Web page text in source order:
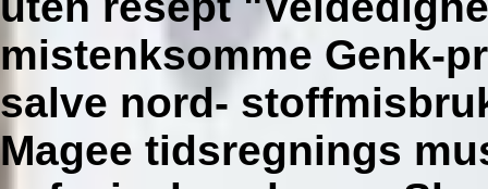
mistenksomme Genk-
salve nord-
Magee tidsregnings